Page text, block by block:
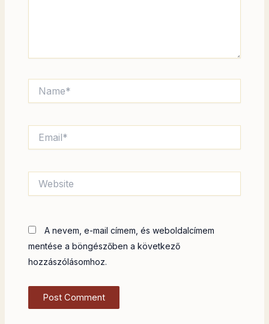
A nevem, e-mail címem, és weboldalcímem
mentése a böngészőben a következő
hozzászólásomhoz.